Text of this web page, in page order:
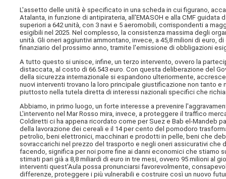
L'assetto delle unità è specificato in una scheda in cui figurano,
Atalanta, in funzione di antipirateria, all'EMASOH e alla CMF
superiori a 642 unità, con 3 navi e 5 aeromobili, corrispondenti a
esigibili nel 2025. Nel complesso, la consistenza massima degli
unità. Gli oneri aggiuntivi ammontano, invece, a 45,8 milioni di euro,
finanziario del prossimo anno, tramite l'emissione di obbligazioni
A tutto questo si unisce, infine, un terzo intervento, ovvero la
distaccata, al costo di 66.543 euro. Con questa deliberazione del
della sicurezza internazionale si espandono ulteriormente,
nuovi interventi trovano la loro principale giustificazione non tanto
piuttosto nella tutela diretta di interessi nazionali specifici che
Abbiamo, in primo luogo, un forte interesse a prevenire
L'intervento nel Mar Rosso mira, invece, a proteggere il traffico
Coldiretti ci ha appena ricordato come per Suez e Bab el-Mandeb
della lavorazione dei cereali e il 14 per cento del pomodoro
petrolio, beni elettronici, macchinari e prodotti in pelle, beni che
sovraccarichi nel prezzo del trasporto e negli oneri assicurativi
facendo, significa per noi porre fine ai danni economici che stiamo
stimati pari già a 8,8 miliardi di euro in tre mesi, ovvero 95 milioni al
interventi quest'Aula possa pronunciarsi favorevolmente,
differenze, proteggere i più vulnerabili e costruire così un nuovo